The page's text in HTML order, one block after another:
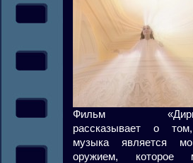
Фильм
рассказывает о
музыка является
оружием, которое